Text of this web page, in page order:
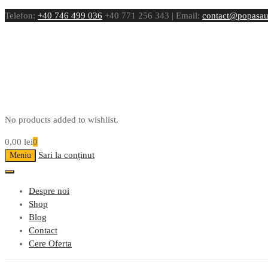
Telefon: +40 746 499 036 +40 771 256 343 | Email:
No products added to wishlist.
0,00 lei0
Meniu Sari la conținut
Despre noi
Shop
Blog
Contact
Cere Oferta